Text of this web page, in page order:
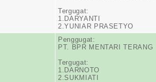
Tergugat:
1.DARYANTI
2.YUNIAR PRASETYO
Penggugat:
PT. BPR MENTARI TERANG
Tergugat:
1.DARNOTO
2.SUKMIATI